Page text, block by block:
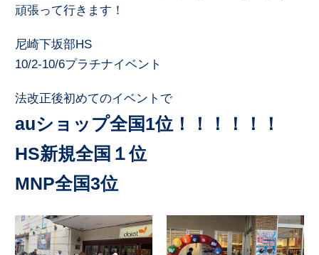
頑張って行きます！
尼崎下坂部HS
10/2-10/6プラチナイベント
法改正後初めてのイベントで
auショップ全国1位！！！！！！
HS新規全国１位
MNP全国3位